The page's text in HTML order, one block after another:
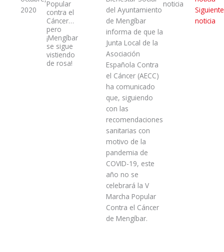
2020
Popular
contra el
Cáncer…
pero
¡Mengíbar
se sigue
vistiendo
de rosa!
del Ayuntamiento
de Mengíbar
informa de que la
Junta Local de la
Asociación
Española Contra
el Cáncer (AECC)
ha comunicado
que, siguiendo
con las
recomendaciones
sanitarias con
motivo de la
pandemia de
COVID-19, este
año no se
celebrará la V
Marcha Popular
Contra el Cáncer
de Mengíbar.
noticia
Siguiente
noticia